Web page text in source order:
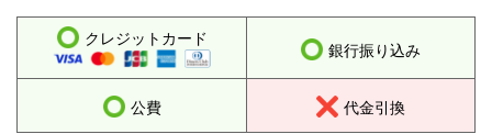
クレジットカード
銀行振り込み
公費 代金引換